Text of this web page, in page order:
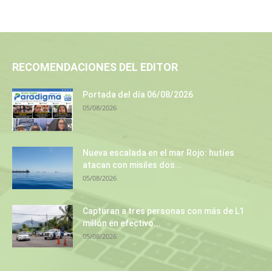
RECOMENDACIONES DEL EDITOR
Portada del día 06/08/2026
05/08/2026
Nueva escalada en el mar Rojo: hutíes
atacan con misiles dos...
05/08/2026
Capturan a tres personas con más de L1
millón en efectivo...
05/08/2026